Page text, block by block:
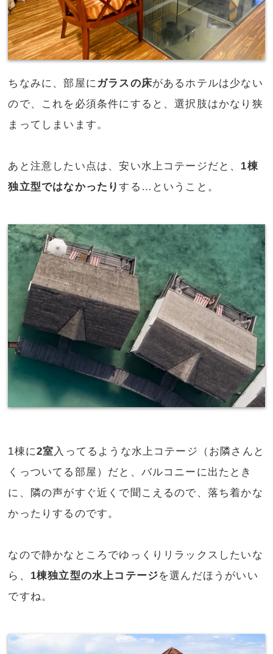
ちなみに、部屋に ガラスの床があるホテルは少ない
ので、これを必須条件にすると、選択肢はかなり狭
まってしまいます。
あと注意したい点は、安い水上コテージだと、 1棟
独立型ではなかったりする…ということ。
1棟に2室 入ってるような水上コテージ（お隣さんと
くっついてる部屋）だと、バルコニーに出たとき
に、隣の声がすぐ近くで聞こえるので、落ち着かな
かったりするのです。
なので静かなところでゆっくりリラックスしたいな
ら、 1棟独立型の水上コテージを選んだほうがいい
ですね。